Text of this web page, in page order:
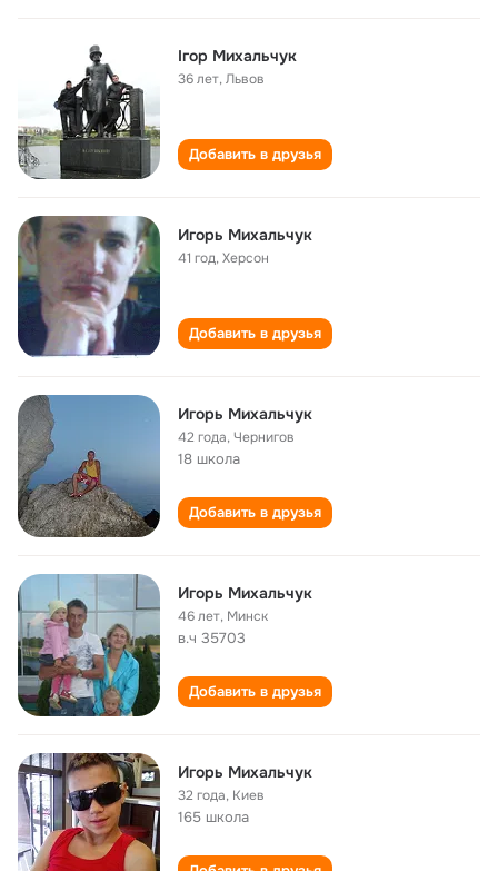
Ігор Михальчук
36 лет,Львов
Добавить в друзья
Игорь Михальчук
41 год,Херсон
Добавить в друзья
Игорь Михальчук
42 года,Чернигов
18 школа
Добавить в друзья
Игорь Михальчук
46 лет, Минск
в.ч 35703
Добавить в друзья
Игорь Михальчук
32 года, Киев
165 школа